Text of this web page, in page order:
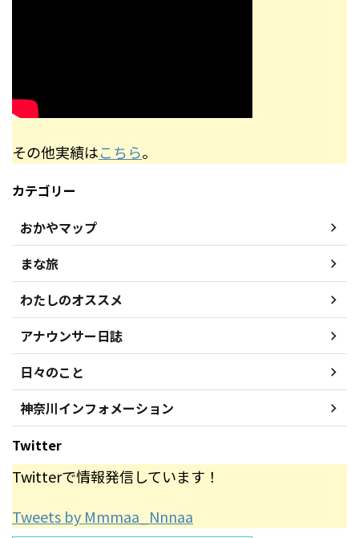
その他実績はこちら。
カテゴリー
おかやマップ
まな旅
わたしのオススメ
アナウンサー日誌
日々のこと
神奈川インフォメーション
Twitter
Twitterで情報発信しています！
Tweets by Mmmaa_Nnnaa